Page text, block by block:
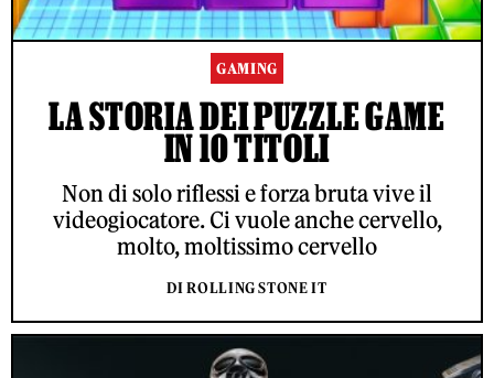
GAMING
LA STORIA DEI PUZZLE GAME
IN 10 TITOLI
Non di solo riflessi e forza bruta vive il
videogiocatore. Ci vuole anche cervello,
molto, moltissimo cervello
DI ROLLING STONE IT